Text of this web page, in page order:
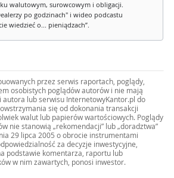
walutowym, surowcowym i obligacji.
po godzinach" i wideo podcastu
wiedzieć o... pieniądzach”.
przez serwis raportach, poglądy,
osobistych poglądów autorów i nie mają
lub serwisu InternetowyKantor.pl do
się od dokonania transakcji
walut lub papierów wartościowych. Poglądy
nie stanowią „rekomendacji” lub „doradztwa”
29 lipca 2005 o obrocie instrumentami
za decyzje inwestycyjne,
podstawie komentarza, raportu lub
w nim zawartych, ponosi inwestor.